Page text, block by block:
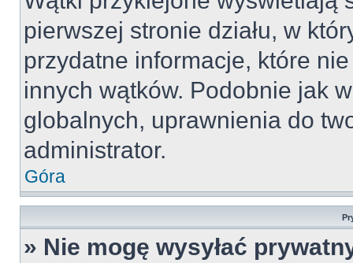
pierwszej stronie działu, w
przydatne informacje, które
innych wątków. Podobnie jak
globalnych, uprawnienia do
administrator.
Góra
» Nie mogę wysyłać